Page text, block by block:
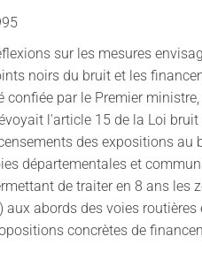
sur les mesures
noirs du bruit et les
confiée par le Premier
l'article 15 de la Loi
des expositions au
départementales et
de traiter en 8 ans les
aux abords des voies
concrètes de